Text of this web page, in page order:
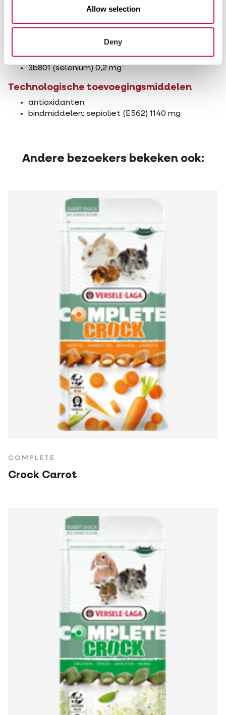
Allow selection
Deny
3b103 (ijzer) 100 mg
3b502 (mangaan) 75 mg
3b405 (koper) 10 mg
3b202 (jodium) 2 mg
3b801 (selenium) 0,2 mg
Technologische toevoegingsmiddelen
antioxidanten
bindmiddelen: sepioliet (E562) 1140 mg
Andere bezoekers bekeken ook:
COMPLETE
Crock Carrot